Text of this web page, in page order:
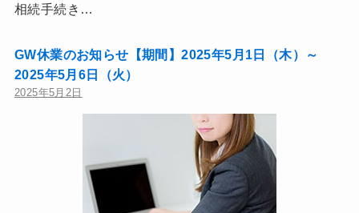
相続手続き…
GW休業のお知らせ【期間】2025年5月1日（木）～
2025年5月6日（火）
2025年5月2日